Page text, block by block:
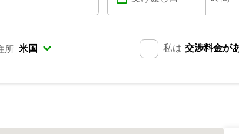
所 私は 交渉料金が